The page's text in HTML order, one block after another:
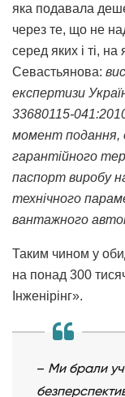
яка подавала
через те, що не
серед яких і ті, на
Севастьянова:
експертизи
33680115-
момент подання,
гарантійного
паспорт виробу
технічного
вантажного
Таким чином у
на понад 300
Інженірінг».
– Ми брали